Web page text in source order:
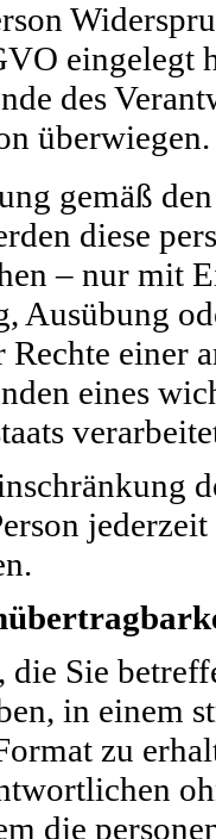
eingelegt
des
überwiegen.
gemäß
diese
– nur mit
Ausübung
Rechte einer
eines
die Sie
in einem
zu
die